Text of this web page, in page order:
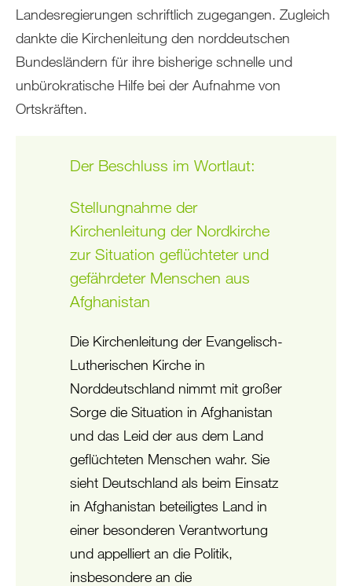
Landesregierungen schriftlich zugegangen. Zugleich
dankte die Kirchenleitung den norddeutschen
Bundesländern für ihre bisherige schnelle und
unbürokratische Hilfe bei der Aufnahme von
Ortskräften.
Der Beschluss im Wortlaut:
Stellungnahme der
Kirchenleitung der Nordkirche
zur Situation geflüchteter und
gefährdeter Menschen aus
Afghanistan
Die Kirchenleitung der Evangelisch-
Lutherischen Kirche in
Norddeutschland nimmt mit großer
Sorge die Situation in Afghanistan
und das Leid der aus dem Land
geflüchteten Menschen wahr. Sie
sieht Deutschland als beim Einsatz
in Afghanistan beteiligtes Land in
einer besonderen Verantwortung
und appelliert an die Politik,
insbesondere an die